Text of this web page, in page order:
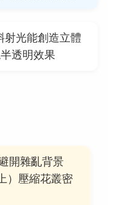
光能創造立體
透明效果
開雜亂背景
）壓縮花叢密